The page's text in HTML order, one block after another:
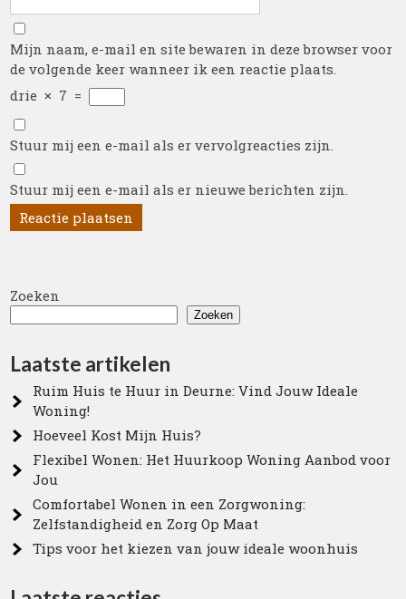
Mijn naam, e-mail en site bewaren in deze browser voor
de volgende keer wanneer ik een reactie plaats.
drie × 7 =
Stuur mij een e-mail als er vervolgreacties zijn.
Stuur mij een e-mail als er nieuwe berichten zijn.
Zoeken
Zoeken
Laatste artikelen
Ruim Huis te Huur in Deurne: Vind Jouw Ideale
Woning!
Hoeveel Kost Mijn Huis?
Flexibel Wonen: Het Huurkoop Woning Aanbod voor
Jou
Comfortabel Wonen in een Zorgwoning:
Zelfstandigheid en Zorg Op Maat
Tips voor het kiezen van jouw ideale woonhuis